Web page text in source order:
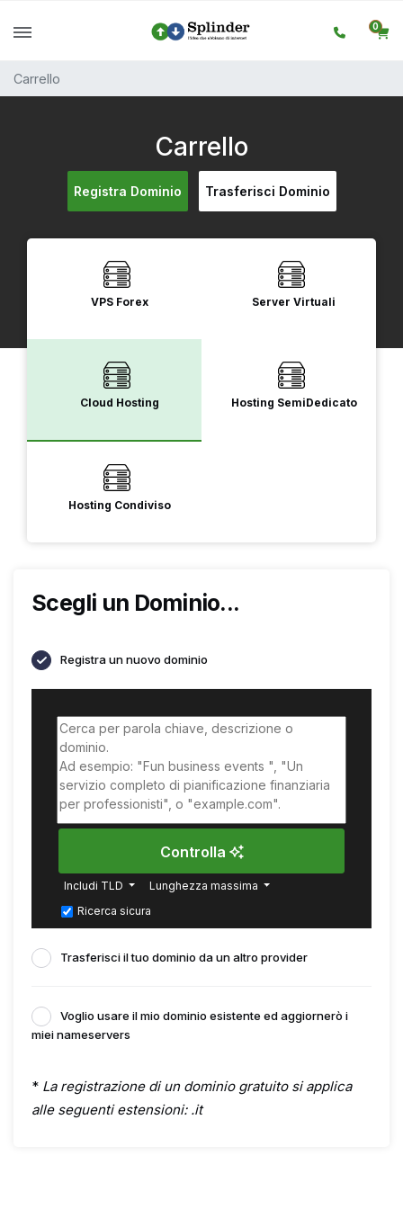
0
Carrello
Carrello
Registra Dominio Trasferisci Dominio
VPS Forex Server Virtuali
Cloud Hosting Hosting SemiDedicato
Hosting Condiviso
Scegli un Dominio...
Registra un nuovo dominio
Controlla
Includi TLD
Lunghezza massima
Ricerca sicura
Trasferisci il tuo dominio da un altro provider
Voglio usare il mio dominio esistente ed aggiornerò i
miei nameservers
* La registrazione di un dominio gratuito si applica
alle seguenti estensioni: .it